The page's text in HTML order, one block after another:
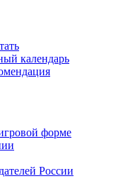
календарь
форме
России